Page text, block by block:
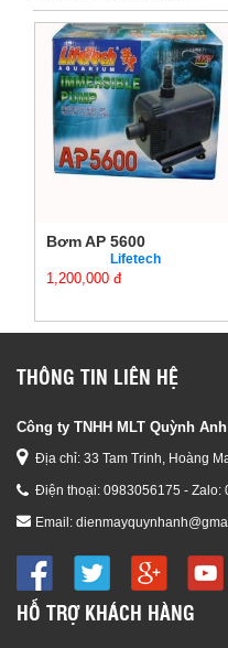
Bơm AP 5600
Lifetech
1,200,000 đ
THÔNG TIN LIÊN HỆ
Công ty TNHH MLT Quỳnh Anh
Địa chỉ: 33 Tam Trinh, Hoàng
Điện thoại: 0983056175 - Zalo:
Email:
HỖ TRỢ KHÁCH HÀNG